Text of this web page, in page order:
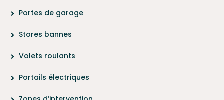
Portes de garage
Stores bannes
Volets roulants
Portails électriques